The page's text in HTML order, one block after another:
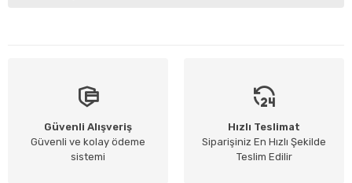
Güvenli Alışveriş
Güvenli ve kolay ödeme
sistemi
Hızlı Teslimat
Siparişiniz En Hızlı Şekilde
Teslim Edilir